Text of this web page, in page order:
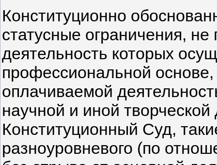
Конституционно
статусные ограничения,
деятельность которых
профессиональной основе,
оплачиваемой
научной и иной
Конституционный Суд,
разноуровневого (по